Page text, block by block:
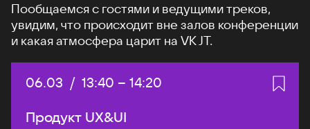
Пообщаемся с гостями и ведущими треков,
увидим, что происходит вне залов конференции
и какая атмосфера царит на VK JT.
Дата:
06.03 / Начало:
13:40 – Конец:
14:20
Продукт UX&UI